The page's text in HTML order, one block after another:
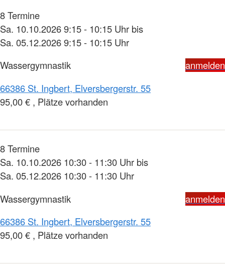
8 Termine
Sa. 10.10.2026 9:15 - 10:15 Uhr bis
Sa. 05.12.2026 9:15 - 10:15 Uhr
Wassergymnastik
anmelden
66386 St. Ingbert, Elversbergerstr. 55
95,00 € , Plätze vorhanden
8 Termine
Sa. 10.10.2026 10:30 - 11:30 Uhr bis
Sa. 05.12.2026 10:30 - 11:30 Uhr
Wassergymnastik
anmelden
66386 St. Ingbert, Elversbergerstr. 55
95,00 € , Plätze vorhanden